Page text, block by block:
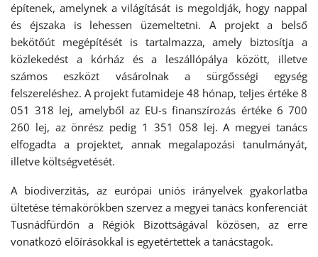
építenek, amelynek a világítását is megoldják, hogy nappal
és éjszaka is lehessen üzemeltetni. A projekt a belső
bekötőút megépítését is tartalmazza, amely biztosítja a
közlekedést a kórház és a leszállópálya között, illetve
számos eszközt vásárolnak a sürgősségi egység
felszereléshez. A projekt futamideje 48 hónap, teljes értéke 8
051 318 lej, amelyből az EU-s finanszírozás értéke 6 700
260 lej, az önrész pedig 1 351 058 lej. A megyei tanács
elfogadta a projektet, annak megalapozási tanulmányát,
illetve költségvetését.
A biodiverzitás, az európai uniós irányelvek gyakorlatba
ültetése témakörökben szervez a megyei tanács konferenciát
Tusnádfürdőn a Régiók Bizottságával közösen, az erre
vonatkozó előírásokkal is egyetértettek a tanácstagok.